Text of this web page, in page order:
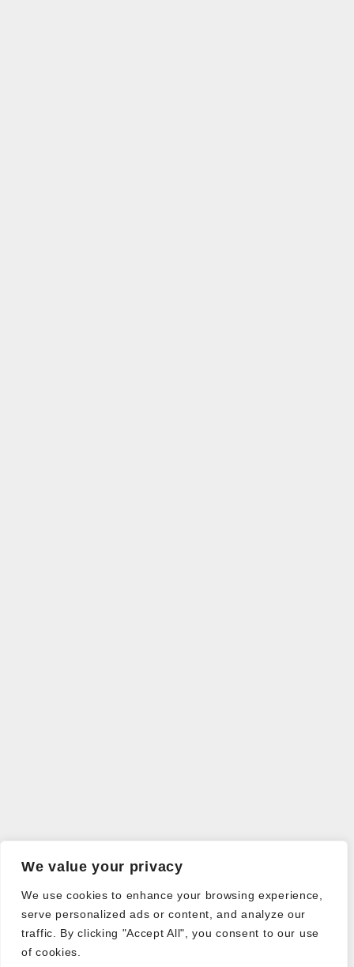
We value your privacy
We use cookies to enhance your browsing experience,
serve personalized ads or content, and analyze our
traffic. By clicking "Accept All", you consent to our use
of cookies.